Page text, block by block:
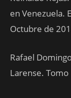
en Venezuela.
Octubre de
Rafael
Larense. Tomo